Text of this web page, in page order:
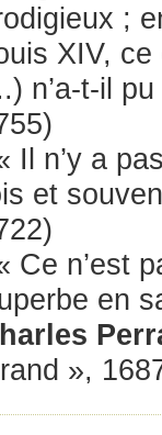
;
XIV,
n’a-t-il
Il n’y a
et
Ce n’est
en
»,